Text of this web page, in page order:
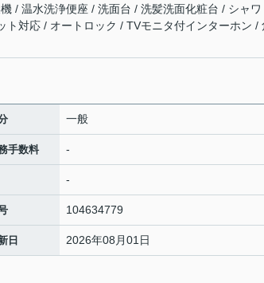
/ 温水洗浄便座 / 洗面台 / 洗髪洗面化粧台 / シャワ
対応 / オートロック / TVモニタ付インターホン /
一般
手数料 -
-
104634779
日 2026年08月01日